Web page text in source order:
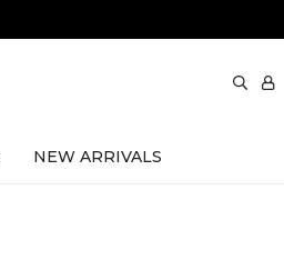
NEW ARRIVALS